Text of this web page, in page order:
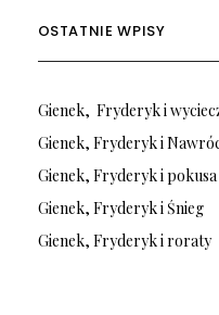
OSTATNIE WPISY
Gienek, Fryderyk i
Gienek, Fryderyk i
Gienek, Fryderyk i pokusa
Gienek, Fryderyk i Śnieg
Gienek, Fryderyk i roraty